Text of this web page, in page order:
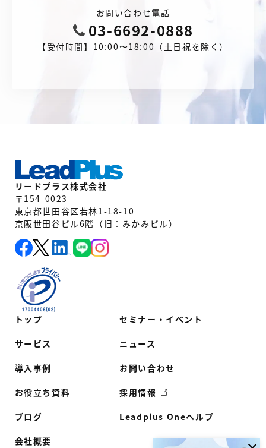
お問い合わせ電話
03-6692-0888
【受付時間】10:00〜18:00（土日祝を除く）
トップ
サービス
導入事例
お役立ち資料
ブログ
会社概要
セミナー・イベント
ニュース
お問い合わせ
採用情報
Leadplus Oneヘルプ
リードプラス株式会社
〒154-0023
東京都世田谷区若林1-18-10
京阪世田谷ビル6階（旧：みかみビル）